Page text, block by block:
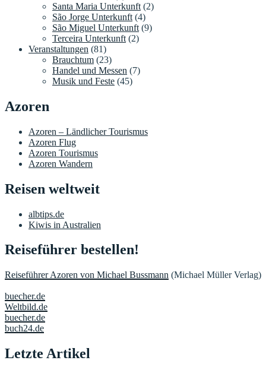
Santa Maria Unterkunft (2)
São Jorge Unterkunft (4)
São Miguel Unterkunft (9)
Terceira Unterkunft (2)
Veranstaltungen (81)
Brauchtum (23)
Handel und Messen (7)
Musik und Feste (45)
Azoren
Azoren – Ländlicher Tourismus
Azoren Flug
Azoren Tourismus
Azoren Wandern
Reisen weltweit
albtips.de
Kiwis in Australien
Reiseführer bestellen!
Reiseführer Azoren von Michael Bussmann (Michael Müller Verlag)
buecher.de
Weltbild.de
buecher.de
buch24.de
Letzte Artikel